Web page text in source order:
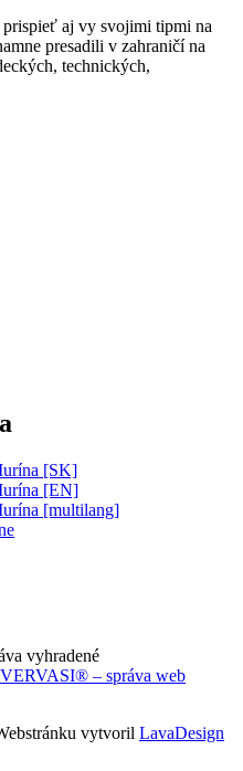
prispieť aj vy svojimi tipmi na
presadili v zahraničí na
technických,
[SK]
[EN]
[multilang]
vyhradené
VERVASI® – správa web
vytvoril LavaDesign